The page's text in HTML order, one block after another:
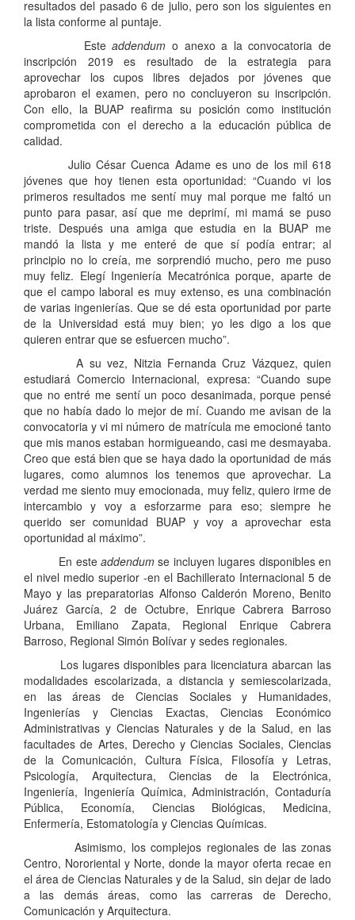
resultados del pasado 6 de julio, pero son los siguientes en
la lista conforme al puntaje.
Esteaddendum o anexo a la convocatoria de
inscripción 2019 es resultado de la estrategia para
aprovechar los cupos libres dejados por jóvenes que
aprobaron el examen, pero no concluyeron su inscripción.
Con ello, la BUAP reafirma su posición como institución
comprometida con el derecho a la educación pública de
calidad.
Julio César Cuenca Adame es uno de los mil 618
jóvenes que hoy tienen esta oportunidad: “Cuando vi los
primeros resultados me sentí muy mal porque me faltó un
punto para pasar, así que me deprimí, mi mamá se puso
triste. Después una amiga que estudia en la BUAP me
mandó la lista y me enteré de que sí podía entrar; al
principio no lo creía, me sorprendió mucho, pero me puso
muy feliz. Elegí Ingeniería Mecatrónica porque, aparte de
que el campo laboral es muy extenso, es una combinación
de varias ingenierías. Que se dé esta oportunidad por parte
de la Universidad está muy bien; yo les digo a los que
quieren entrar que se esfuercen mucho”.
A su vez, Nitzia Fernanda Cruz Vázquez, quien
estudiará Comercio Internacional, expresa: “Cuando supe
que no entré me sentí un poco desanimada, porque pensé
que no había dado lo mejor de mí. Cuando me avisan de la
convocatoria y vi mi número de matrícula me emocioné tanto
que mis manos estaban hormigueando, casi me desmayaba.
Creo que está bien que se haya dado la oportunidad de más
lugares, como alumnos los tenemos que aprovechar. La
verdad me siento muy emocionada, muy feliz, quiero irme de
intercambio y voy a esforzarme para eso; siempre he
querido ser comunidad BUAP y voy a aprovechar esta
oportunidad al máximo”.
En este addendumse incluyen lugares disponibles en
el nivel medio superior -en el Bachillerato Internacional 5 de
Mayo y las preparatorias Alfonso Calderón Moreno, Benito
Juárez García, 2 de Octubre, Enrique Cabrera Barroso
Urbana, Emiliano Zapata, Regional Enrique Cabrera
Barroso, Regional Simón Bolívar y sedes regionales.
Los lugares disponibles para licenciatura abarcan las
modalidades escolarizada, a distancia y semiescolarizada,
en las áreas de Ciencias Sociales y Humanidades,
Ingenierías y Ciencias Exactas, Ciencias Económico
Administrativas y Ciencias Naturales y de la Salud, en las
facultades de Artes, Derecho y Ciencias Sociales, Ciencias
de la Comunicación, Cultura Física, Filosofía y Letras,
Psicología, Arquitectura, Ciencias de la Electrónica,
Ingeniería, Ingeniería Química, Administración, Contaduría
Pública, Economía, Ciencias Biológicas, Medicina,
Enfermería, Estomatología y Ciencias Químicas.
Asimismo, los complejos regionales de las zonas
Centro, Nororiental y Norte, donde la mayor oferta recae en
el área de Ciencias Naturales y de la Salud, sin dejar de lado
a las demás áreas, como las carreras de Derecho,
Comunicación y Arquitectura.